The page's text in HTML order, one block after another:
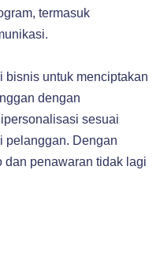
termasuk
untuk menciptakan
dengan
sesuai
pelanggan. Dengan
dan penawaran tidak lagi